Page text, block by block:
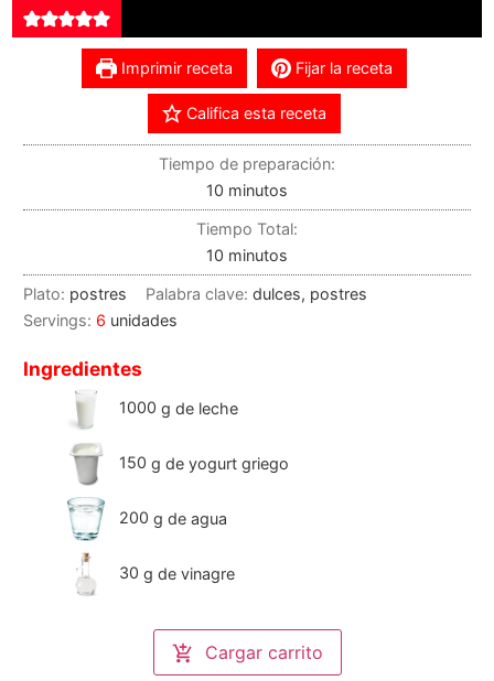
Imprimir receta Fijar la receta
Califica esta receta
Tiempo de preparación:
10 minutos
Tiempo Total:
10 minutos
Plato: postres Palabra clave:dulces, postres
Servings: 6 unidades
Ingredientes
1000 g de leche
150 g de yogurt griego
200 g de agua
30 g de vinagre
Cargar carrito